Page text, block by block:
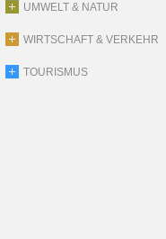
UMWELT & NATUR
WIRTSCHAFT & VERKEHR
TOURISMUS